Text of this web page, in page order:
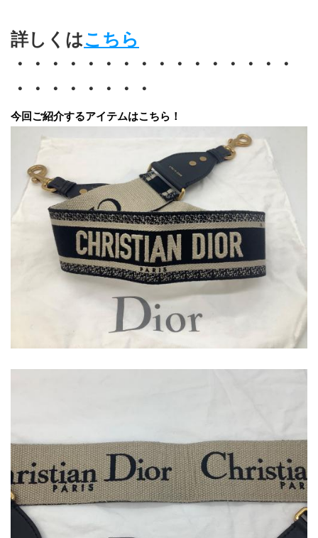
詳しくはこちら
・・・・・・・・・・・・・・・・
・・・・・・・・
今回ご紹介するアイテムはこちら！